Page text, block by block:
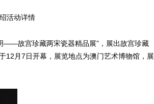
活动详情
故宫珍藏两宋瓷器精品展”，展出故宫珍藏
12月7日开幕，展览地点为澳门艺术博物馆，展